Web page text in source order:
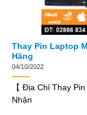
Thay Pin Laptop
Hãng
04/10/2022
【 Địa Chỉ Thay
Nhận